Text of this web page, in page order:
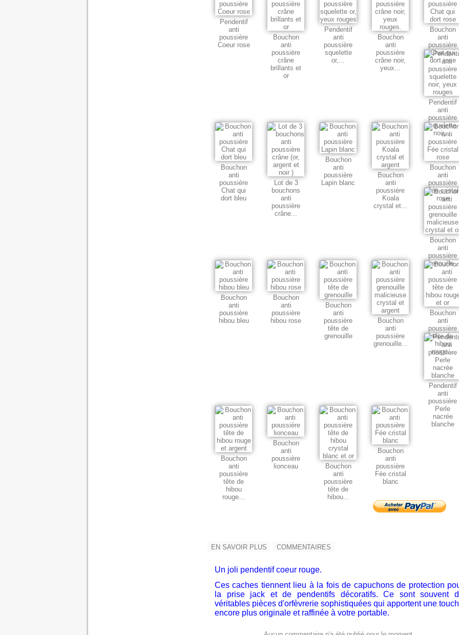
Pendentif
anti
poussière
Coeur rose
Bouchon
anti
poussière
crâne
brillants et
or
Pendentif
anti
poussière
squelette
or,...
Bouchon
anti
poussière
crâne noir,
yeux...
Bouchon
anti
poussière
Chat qui
dort rose
Pendentif
anti
poussière
squelette
noir,...
Bouchon
anti
poussière
Chat qui
dort bleu
Lot de 3
bouchons
anti
poussière
crâne...
Bouchon
anti
poussière
Lapin blanc
Bouchon
anti
poussière
Koala
crystal et...
Bouchon
anti
poussière
Fée cristal
rose
Bouchon
anti
poussière
Bouchon
anti
poussière
hibou bleu
Bouchon
anti
poussière
hibou rose
Bouchon
anti
poussière
tête de
grenouille
Bouchon
anti
poussière
grenouille...
Bouchon
anti
poussière
tête de
hibou
rouge...
Pendentif
anti
poussière
Perle
nacrée
blanche
Bouchon
anti
poussière
tête de
hibou
rouge...
Bouchon
anti
poussière
lionceau
Bouchon
anti
poussière
tête de
hibou...
Bouchon
anti
poussière
Fée cristal
blanc
EN SAVOIR PLUS COMMENTAIRES
Un joli pendentif coeur rouge.
Ces caches tiennent lieu à la fois de capuchons de protection
la prise jack et de pendentifs décoratifs. Ce sont souvent
véritables pièces d'orfèvrerie sophistiquées qui apportent une
encore plus originale et raffinée à votre portable.